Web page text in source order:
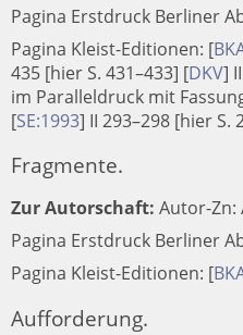
Pagina Erstdruck Berliner
Pagina Kleist-Editionen: [
435 [hier S. 431–433] [DKV]
im Paralleldruck mit
[SE:1993] II 293–298 [hier S.
Fragmente.
Zur Autorschaft: Autor-Zn:
Pagina Erstdruck Berliner
Pagina Kleist-Editionen: [
Aufforderung.